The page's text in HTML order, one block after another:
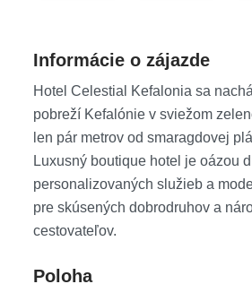
Informácie o zájazde
Hotel Celestial Kefalonia sa
pobreží Kefalónie v sviežom
len pár metrov od smaragdovej
Luxusný boutique hotel je oázou
personalizovaných služieb a
pre skúsených dobrodruhov a
cestovateľov.
Poloha